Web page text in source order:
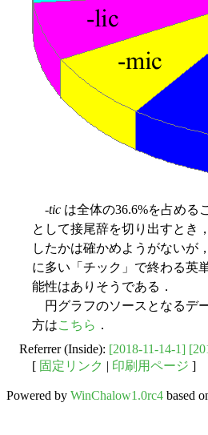
-tic は全体の36.6%を占める
として接尾辞を切り出すとき
したかは確かめようがないが
に多い「チック」で終わる英
能性はありそうである．
円グラフのソースとなるデ
方はこちら ．
Referrer (Inside): [2018-11-14-1]
[ 固定リンク | 印刷用ページ ]
Powered by WinChalow1.0rc4 based